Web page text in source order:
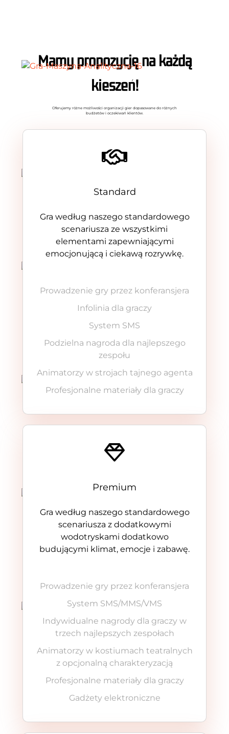
Mamy propozycję na każdą
kieszeń!
Oferujemy różne możliwości organizacji gier dopasowane do różnych
budżetów i oczekiwań klientów.
Standard
Gra według naszego standardowego
scenariusza ze wszystkimi
elementami zapewniającymi
emocjonującą i ciekawą rozrywkę.
Prowadzenie gry przez konferansjera
Infolinia dla graczy
System SMS
Podzielna nagroda dla najlepszego
zespołu
Animatorzy w strojach tajnego agenta
Profesjonalne materiały dla graczy
Premium
Gra według naszego standardowego
scenariusza z dodatkowymi
wodotryskami dodatkowo
budującymi klimat, emocje i zabawę.
Prowadzenie gry przez konferansjera
System SMS/MMS/VMS
Indywidualne nagrody dla graczy w
trzech najlepszych zespołach
Animatorzy w kostiumach teatralnych
z opcjonalną charakteryzacją
Profesjonalne materiały dla graczy
Gadżety elektroniczne